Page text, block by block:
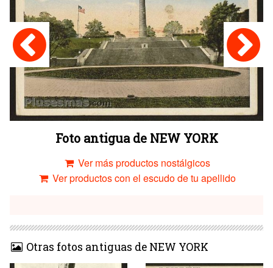
Foto antigua de NEW YORK
Ver más productos nostálgicos
Ver productos con el escudo de tu apellido
Otras fotos antiguas de NEW YORK